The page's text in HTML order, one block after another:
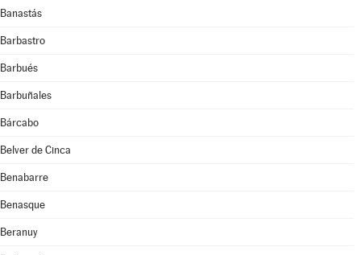
Banastás
Barbastro
Barbués
Barbuñales
Bárcabo
Belver de Cinca
Benabarre
Benasque
Beranuy